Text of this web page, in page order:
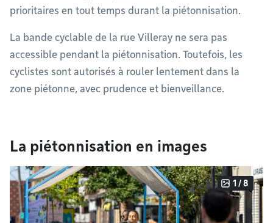
prioritaires en tout temps durant la piétonnisation.
La bande cyclable de la rue Villeray ne sera pas
accessible pendant la piétonnisation. Toutefois, les
cyclistes sont autorisés à rouler lentement dans la
zone piétonne, avec prudence et bienveillance.
La piétonnisation en images
1 / 8